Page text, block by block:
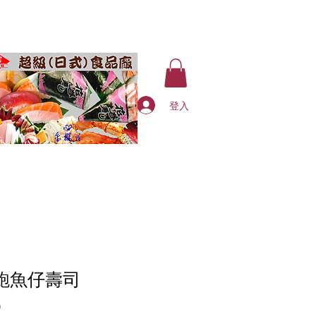
登入
魚仔壽司
價